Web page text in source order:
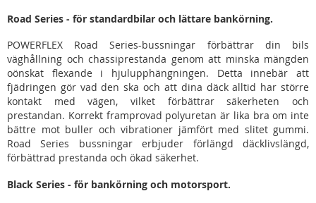
Road Series - för standardbilar och lättare bankörning.
POWERFLEX Road Series-bussningar förbättrar din bils
väghållning och chassiprestanda genom att minska mängden
oönskat flexande i hjulupphängningen. Detta innebär att
fjädringen gör vad den ska och att dina däck alltid har större
kontakt med vägen, vilket förbättrar säkerheten och
prestandan. Korrekt framprovad polyuretan är lika bra om inte
bättre mot buller och vibrationer jämfört med slitet gummi.
Road Series bussningar erbjuder förlängd däcklivslängd,
förbättrad prestanda och ökad säkerhet.
Black Series - för bankörning och motorsport.